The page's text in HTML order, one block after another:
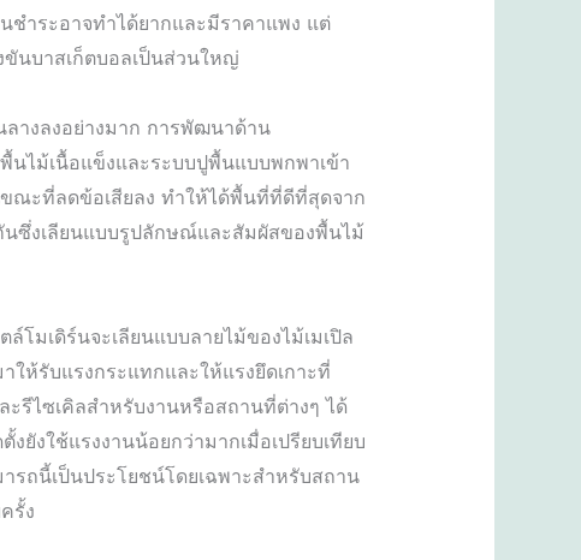
ชำระอาจทำได้ยากและมีราคาแพง แต่
นบาสเก็ตบอลเป็นส่วนใหญ่
ลางลงอย่างมาก การพัฒนาด้าน
ไม้เนื้อแข็งและระบบปูพื้นแบบพกพาเข้า
ณะที่ลดข้อเสียลง ทำให้ได้พื้นที่ที่ดีที่สุดจาก
ซึ่งเลียนแบบรูปลักษณ์และสัมผัสของพื้นไม้
มเดิร์นจะเลียนแบบลายไม้ของไม้เมเปิล
ห้รับแรงกระแทกและให้แรงยึดเกาะที่
รีไซเคิลสำหรับงานหรือสถานที่ต่างๆ ได้
งใช้แรงงานน้อยกว่ามากเมื่อเปรียบเทียบ
รถนี้เป็นประโยชน์โดยเฉพาะสำหรับสถาน
รั้ง